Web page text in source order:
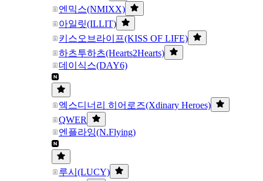
엔믹스(NMIXX)
아일릿(ILLIT)
키스오브라이프(KISS OF LIFE)
하츠투하츠(Hearts2Hearts)
데이식스(DAY6)
엑스디너리 히어로즈(Xdinary Heroes)
QWER
엔플라잉(N.Flying)
루시(LUCY)